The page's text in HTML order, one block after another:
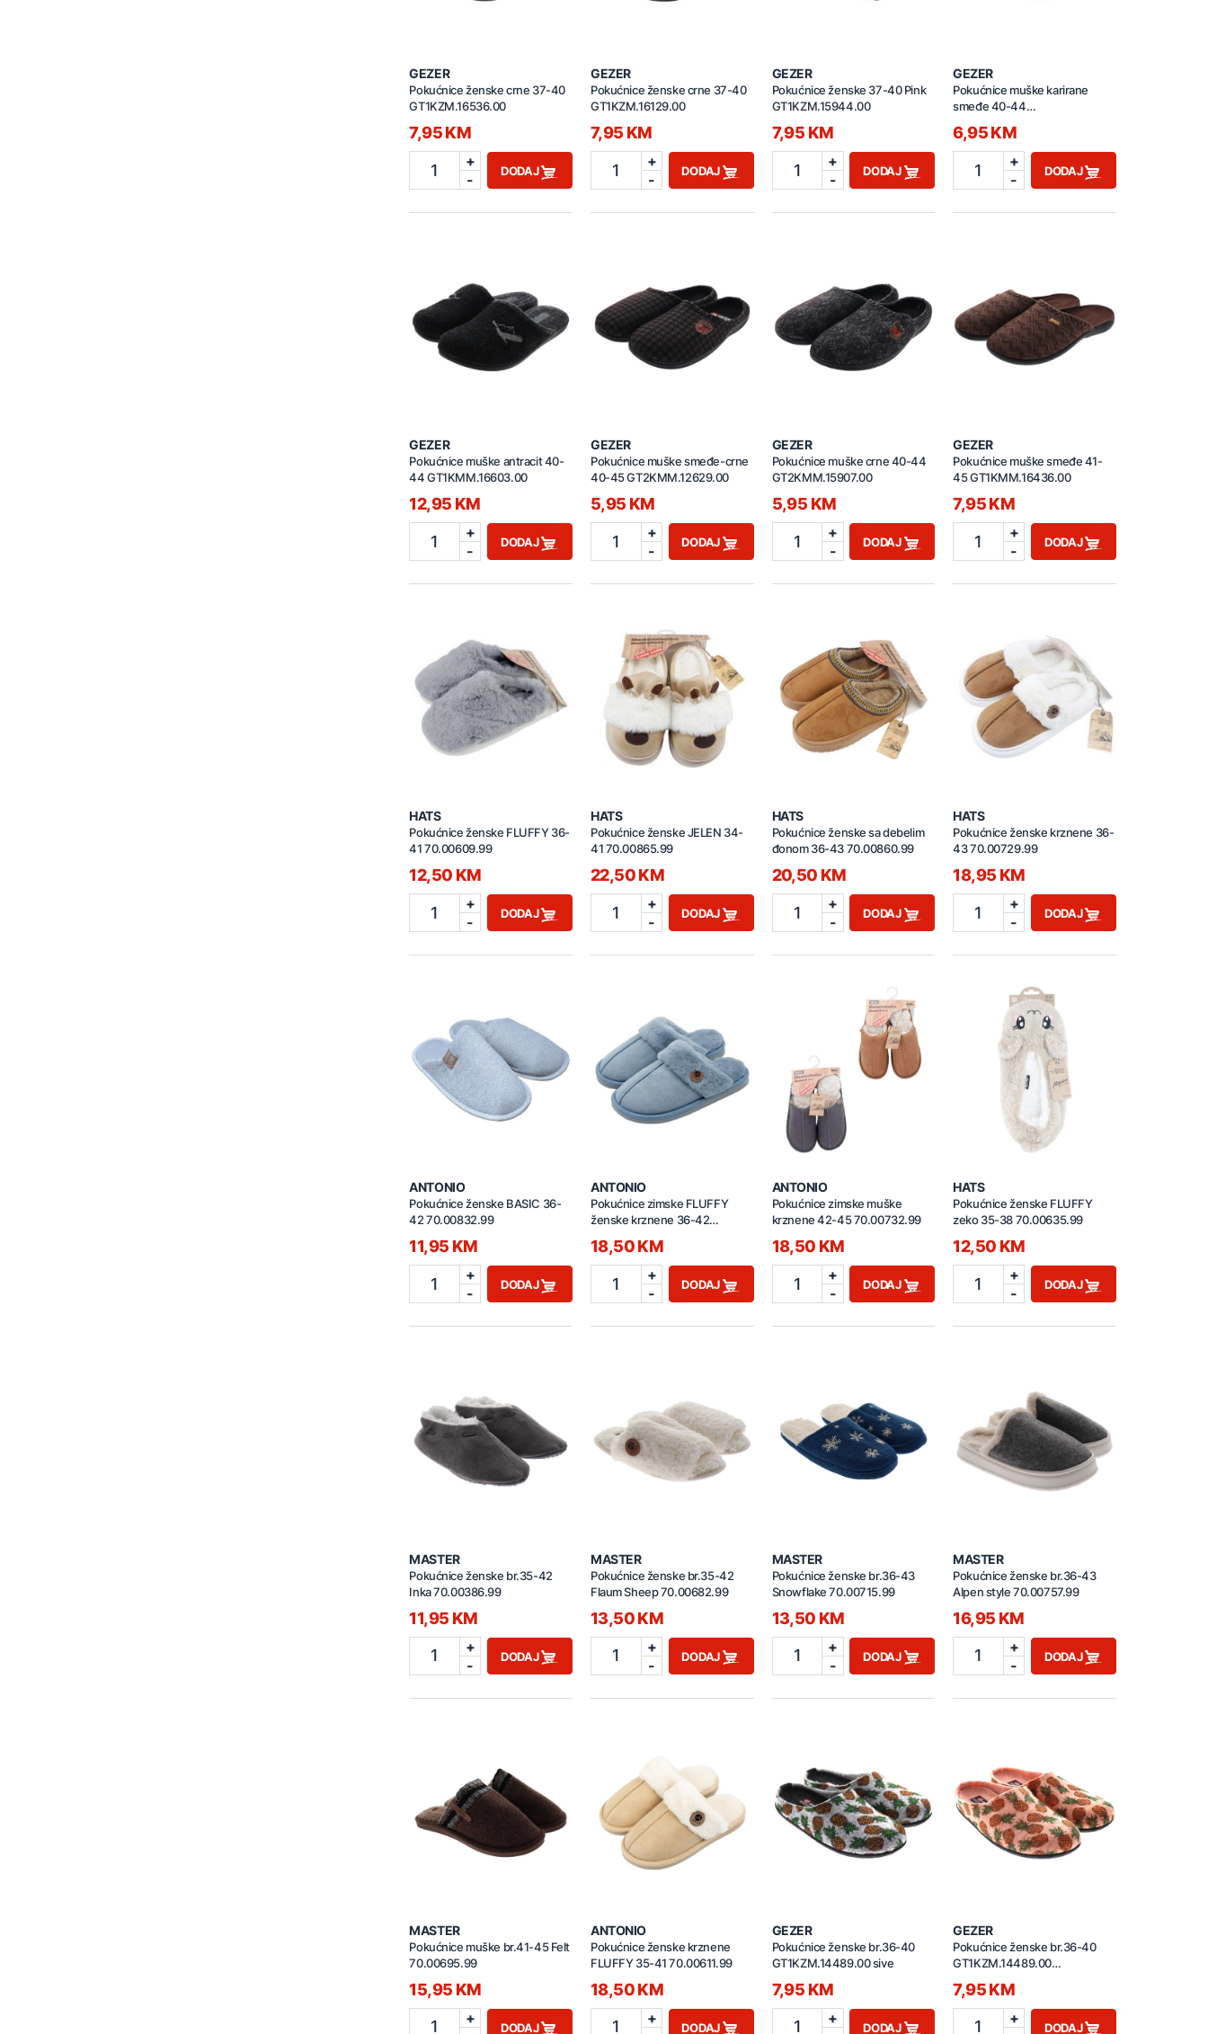
GEZER
Pokućnice ženske crne 37-40
GT1KZM.16536.00
7,95 KM
1
+
-
DODAJ
GEZER
Pokućnice ženske crne 37-40
GT1KZM.16129.00
7,95 KM
1
+
-
DODAJ
GEZER
Pokućnice ženske 37-40 Pink
GT1KZM.15944.00
7,95 KM
1
+
-
DODAJ
GEZER
Pokućnice muške karirane
smeđe 40-44
6,95 KM
1
+
-
DODAJ
GEZER
Pokućnice muške antracit 40-
44 GT1KMM.16603.00
12,95 KM
1
+
-
DODAJ
GEZER
Pokućnice muške smeđe-crne
40-45 GT2KMM.12629.00
5,95 KM
1
+
-
DODAJ
GEZER
Pokućnice muške crne 40-44
GT2KMM.15907.00
5,95 KM
1
+
-
DODAJ
GEZER
Pokućnice muške smeđe 41-
45 GT1KMM.16436.00
7,95 KM
1
+
-
DODAJ
HATS
Pokućnice ženske FLUFFY 36-
41 70.00609.99
12,50 KM
1
+
-
DODAJ
HATS
Pokućnice ženske JELEN 34-
41 70.00865.99
22,50 KM
1
+
-
DODAJ
HATS
Pokućnice ženske sa debelim
đonom 36-43 70.00860.99
20,50 KM
1
+
-
DODAJ
HATS
Pokućnice ženske krznene 36-
43 70.00729.99
18,95 KM
1
+
-
DODAJ
ANTONIO
Pokućnice ženske BASIC 36-
42 70.00832.99
11,95 KM
1
+
-
DODAJ
ANTONIO
Pokućnice zimske FLUFFY
ženske krznene 36-42
70.00816.99
18,50 KM
1
+
-
DODAJ
ANTONIO
Pokućnice zimske muške
krznene 42-45 70.00732.99
18,50 KM
1
+
-
DODAJ
HATS
Pokućnice ženske FLUFFY
zeko 35-38 70.00635.99
12,50 KM
1
+
-
DODAJ
MASTER
Pokućnice ženske br.35-42
Inka 70.00386.99
11,95 KM
1
+
-
DODAJ
MASTER
Pokućnice ženske br.35-42
Flaum Sheep 70.00682.99
13,50 KM
1
+
-
DODAJ
MASTER
Pokućnice ženske br.36-43
Snowflake 70.00715.99
13,50 KM
1
+
-
DODAJ
MASTER
Pokućnice ženske br.36-43
Alpen style 70.00757.99
16,95 KM
1
+
-
DODAJ
MASTER
Pokućnice muške br.41-45 Felt
70.00695.99
15,95 KM
1
+
DODAJ
ANTONIO
Pokućnice ženske krznene
FLUFFY 35-41 70.00611.99
18,50 KM
1
+
DODAJ
GEZER
Pokućnice ženske br.36-40
GT1KZM.14489.00 sive
7,95 KM
1
+
DODAJ
GEZER
Pokućnice ženske br.36-40
GT1KZM.14489.00
7,95 KM
1
+
DODAJ